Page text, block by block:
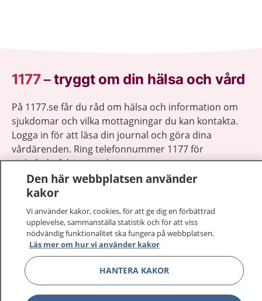
1177–tryggt om din hälsa och vård
På 1177.se får du råd om hälsa och information om
sjukdomar och vilka mottagningar du kan kontakta.
Logga in för att läsa din journal och göra dina
vårdärenden. Ring telefonnummer 1177 för
sjukvårdsrådgivning dygnet runt.
1177 ger dig råd när du vill må bättre.
1177 på flera språk
Om 1177 Visa
Den här webbplatsen använder
kakor
Vi använder kakor, cookies, för att ge dig en förbättrad
upplevelse, sammanställa statistik och för att viss
nödvändig funktionalitet ska fungera på webbplatsen.
Läs mer om hur vi använder kakor
HANTERA KAKOR